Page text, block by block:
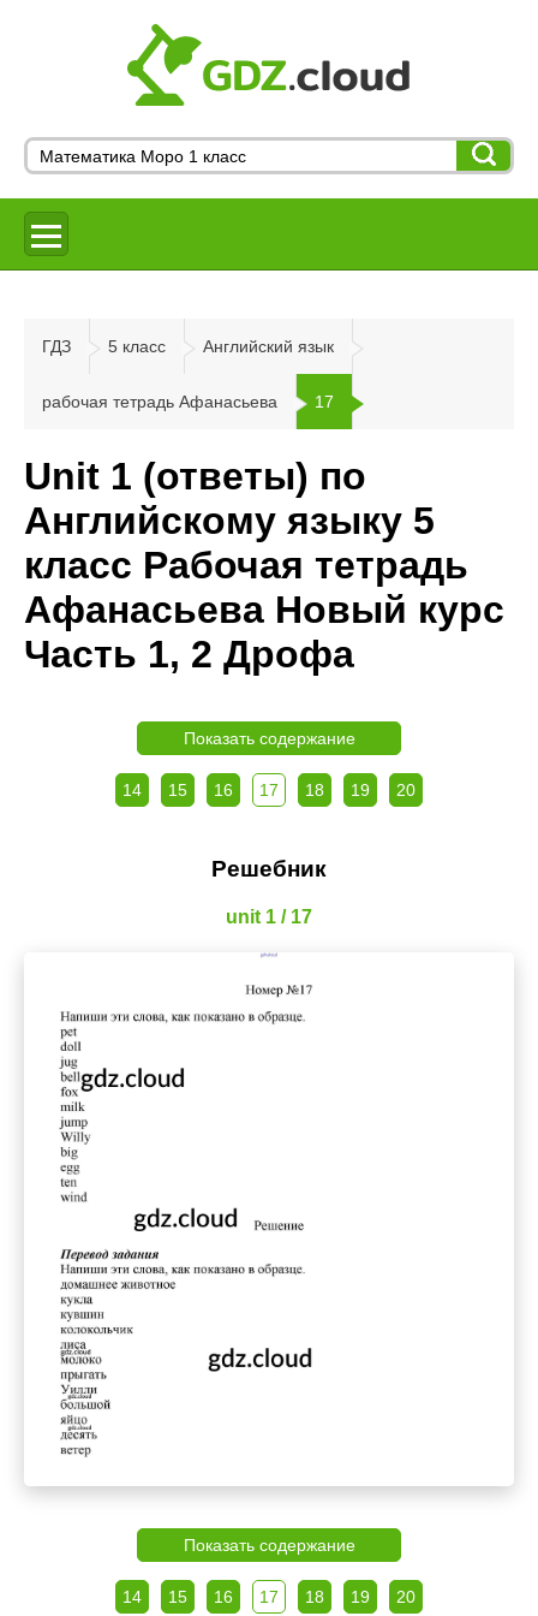
ГДЗ 5 класс Английский язык
рабочая тетрадь Афанасьева 17
Unit 1 (ответы) по
Английскому языку 5
класс Рабочая тетрадь
Афанасьева Новый курс
Часть 1, 2 Дрофа
Показать содержание
14 15 16 17 18 19 20
Решебник
unit 1 / 17
Показать содержание
14 15 16 17 18 19 20